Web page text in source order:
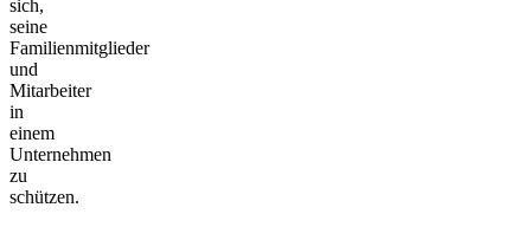
sich,
seine
Familienmitglieder
und
Mitarbeiter
in
einem
Unternehmen
zu
schützen.